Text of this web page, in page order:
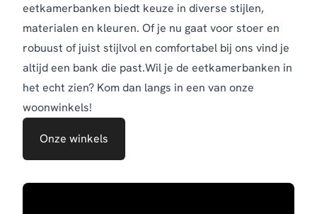
eetkamerbanken biedt keuze in diverse stijlen,
materialen en kleuren. Of je nu gaat voor stoer en
robuust of juist stijlvol en comfortabel bij ons vind je
altijd een bank die past.Wil je de eetkamerbanken in
het echt zien? Kom dan langs in een van onze
woonwinkels!
Onze winkels